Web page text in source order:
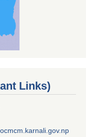
Links)